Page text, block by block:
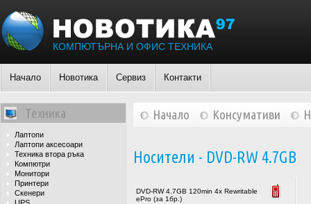
КОМПЮТЪРНА И ОФИС ТЕХНИКА
Начало Новотика Сервиз Контакти
Техника
Лаптопи
Лаптопи аксесоари
Техника втора ръка
Компютри
Монитори
Принтери
Скенери
Начало Консумативи
Носители - DVD-RW 4.7GB
DVD-RW 4.7GB 120min 4x Rewritable
ePro (за 1бр.)